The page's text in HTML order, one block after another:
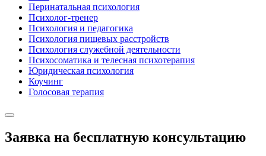
Перинатальная психология
Психолог-тренер
Психология и педагогика
Психология пищевых расстройств
Психология служебной деятельности
Психосоматика и телесная психотерапия
Юридическая психология
Коучинг
Голосовая терапия
Заявка на бесплатную консультацию